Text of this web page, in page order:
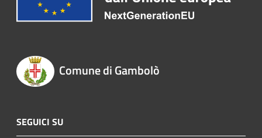
Comune di Gambolò
SEGUICI SU